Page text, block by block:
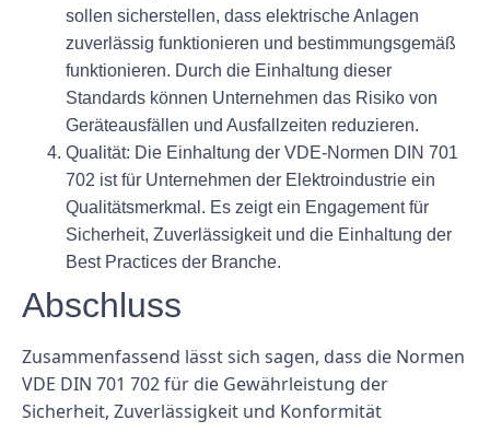
sollen sicherstellen, dass elektrische Anlagen
zuverlässig funktionieren und bestimmungsgemäß
funktionieren. Durch die Einhaltung dieser
Standards können Unternehmen das Risiko von
Geräteausfällen und Ausfallzeiten reduzieren.
Qualität: Die Einhaltung der VDE-Normen DIN 701
702 ist für Unternehmen der Elektroindustrie ein
Qualitätsmerkmal. Es zeigt ein Engagement für
Sicherheit, Zuverlässigkeit und die Einhaltung der
Best Practices der Branche.
Abschluss
Zusammenfassend lässt sich sagen, dass die Normen
VDE DIN 701 702 für die Gewährleistung der
Sicherheit, Zuverlässigkeit und Konformität